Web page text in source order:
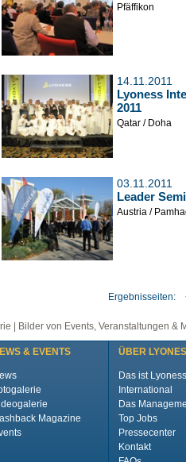
Pfäffikon
14.11.2011
Lyoness
2011
Qatar / Doha
03.11.2011
Leader
Austria /
Ergebnisseiten:
| Bilder von Events, Veranstaltungen &
& EVENTS
Magazine
ÜBER
Das ist Lyoness
International
Das
Top Jobs
Pressecenter
Kontakt